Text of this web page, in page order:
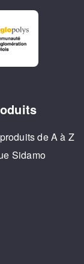
de A à Z
Sidamo